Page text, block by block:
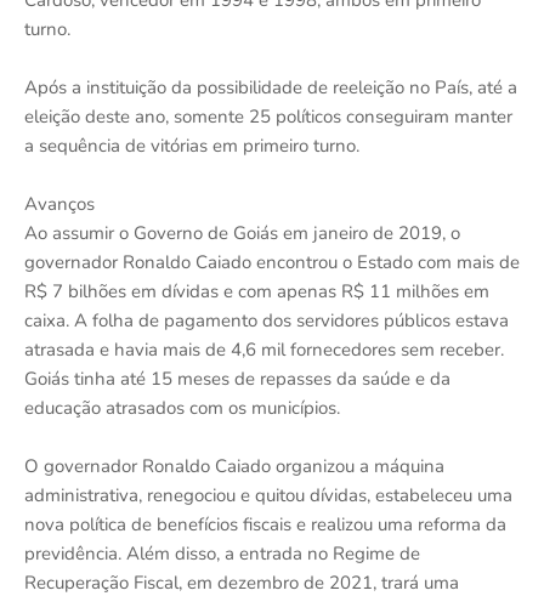
turno.
Após a instituição da possibilidade de reeleição no País, até a
eleição deste ano, somente 25 políticos conseguiram manter
a sequência de vitórias em primeiro turno.
Avanços
Ao assumir o Governo de Goiás em janeiro de 2019, o
governador Ronaldo Caiado encontrou o Estado com mais de
R$ 7 bilhões em dívidas e com apenas R$ 11 milhões em
caixa. A folha de pagamento dos servidores públicos estava
atrasada e havia mais de 4,6 mil fornecedores sem receber.
Goiás tinha até 15 meses de repasses da saúde e da
educação atrasados com os municípios.
O governador Ronaldo Caiado organizou a máquina
administrativa, renegociou e quitou dívidas, estabeleceu uma
nova política de benefícios fiscais e realizou uma reforma da
previdência. Além disso, a entrada no Regime de
Recuperação Fiscal, em dezembro de 2021, trará uma